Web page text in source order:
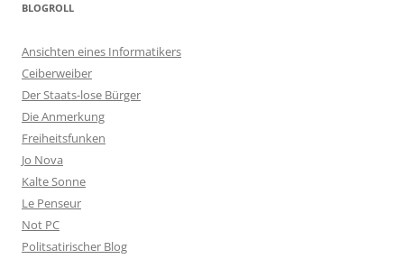
BLOGROLL
Ansichten eines Informatikers
Ceiberweiber
Der Staats-lose Bürger
Die Anmerkung
Freiheitsfunken
Jo Nova
Kalte Sonne
Le Penseur
Not PC
Politsatirischer Blog